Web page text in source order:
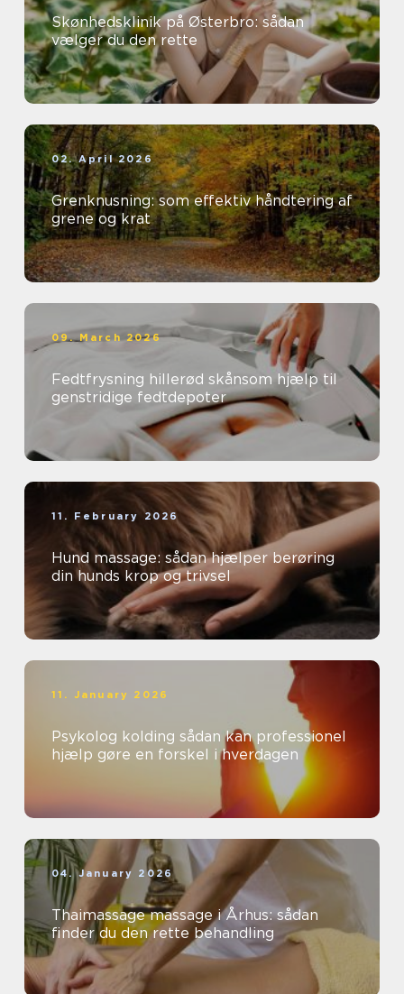
Skønhedsklinik på Østerbro: sådan
vælger du den rette
02. April 2026
Grenknusning: som effektiv håndtering af
grene og krat
09. March 2026
Fedtfrysning hillerød skånsom hjælp til
genstridige fedtdepoter
11. February 2026
Hund massage: sådan hjælper berøring
din hunds krop og trivsel
11. January 2026
Psykolog kolding sådan kan professionel
hjælp gøre en forskel i hverdagen
04. January 2026
Thaimassage massage i Århus: sådan
finder du den rette behandling